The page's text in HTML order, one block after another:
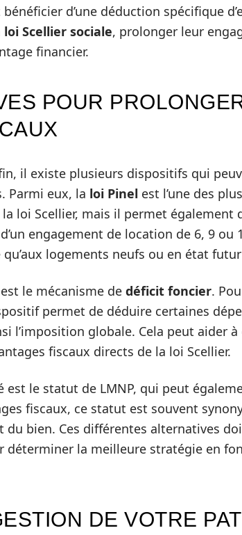
d’une déduction spécifique
loi Scellier sociale, prolonger leur
financier.
POUR
il existe plusieurs dispositifs qui
Parmi eux, la loi Pinel est l’une des
loi Scellier, mais il permet également
engagement de location de 6, 9 ou
qu’aux logements neufs ou en état
le mécanisme de déficit foncier.
permet de déduire certaines
l’imposition globale. Cela peut aider
fiscaux directs de la loi Scellier.
est le statut de LMNP, qui peut
fiscaux, ce statut est souvent
du bien. Ces différentes alternatives
déterminer la meilleure stratégie en
DE VOTRE